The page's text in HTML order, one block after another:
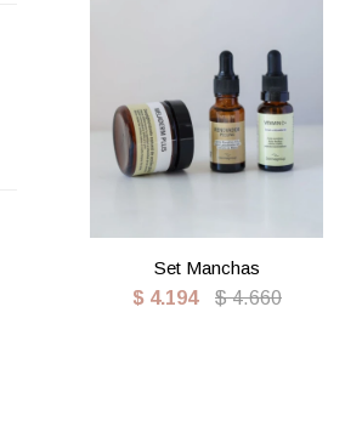
Set Manchas
$ 4.194 $ 4.660